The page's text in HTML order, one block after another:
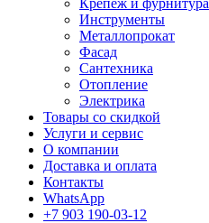
Крепеж и фурнитура
Инструменты
Металлопрокат
Фасад
Сантехника
Отопление
Электрика
Товары со скидкой
Услуги и сервис
О компании
Доставка и оплата
Контакты
WhatsApp
+7 903 190-03-12